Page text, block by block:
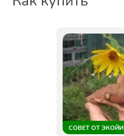
СОВЕТ ОТ ЭКОЙИ